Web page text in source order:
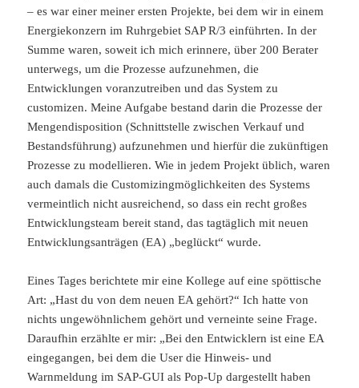
– es war einer meiner ersten Projekte, bei dem wir in einem
Energiekonzern im Ruhrgebiet SAP R/3 einführten. In der
Summe waren, soweit ich mich erinnere, über 200 Berater
unterwegs, um die Prozesse aufzunehmen, die
Entwicklungen voranzutreiben und das System zu
customizen. Meine Aufgabe bestand darin die Prozesse der
Mengendisposition (Schnittstelle zwischen Verkauf und
Bestandsführung) aufzunehmen und hierfür die zukünftigen
Prozesse zu modellieren. Wie in jedem Projekt üblich, waren
auch damals die Customizingmöglichkeiten des Systems
vermeintlich nicht ausreichend, so dass ein recht großes
Entwicklungsteam bereit stand, das tagtäglich mit neuen
Entwicklungsanträgen (EA) „beglückt“ wurde.
Eines Tages berichtete mir eine Kollege auf eine spöttische
Art: „Hast du von dem neuen EA gehört?“ Ich hatte von
nichts ungewöhnlichem gehört und verneinte seine Frage.
Daraufhin erzählte er mir: „Bei den Entwicklern ist eine EA
eingegangen, bei dem die User die Hinweis- und
Warnmeldung im SAP-GUI als Pop-Up dargestellt haben